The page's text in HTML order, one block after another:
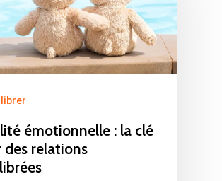
émotionnelle : la clé
des relations